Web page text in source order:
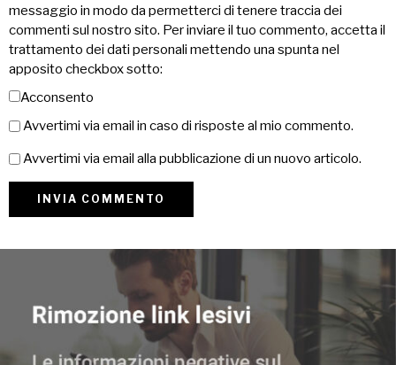
messaggio in modo da permetterci di tenere traccia dei
commenti sul nostro sito. Per inviare il tuo commento, accetta il
trattamento dei dati personali mettendo una spunta nel
apposito checkbox sotto:
Acconsento
Avvertimi via email in caso di risposte al mio commento.
Avvertimi via email alla pubblicazione di un nuovo articolo.